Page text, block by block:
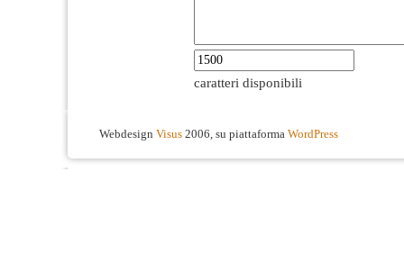
caratteri disponibili
Webdesign Visus 2006, su piattaforma WordPress